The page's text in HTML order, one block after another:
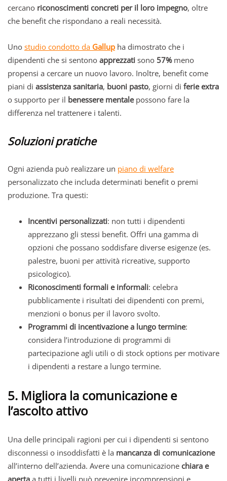
cercano riconoscimenti concreti per il loro impegno, oltre
che benefit che rispondano a reali necessità.
Uno studio condotto da Gallup ha dimostrato che i
dipendenti che si sentono apprezzati sono 57%meno
propensi a cercare un nuovo lavoro. Inoltre, benefit come
piani di assistenza sanitaria, buoni pasto, giorni di ferie extra
o supporto per il benessere mentalepossono fare la
differenza nel trattenere i talenti.
Soluzioni pratiche
Ogni azienda può realizzare un piano di welfare
personalizzato che includa determinati benefit o premi
produzione. Tra questi:
Incentivi personalizzati: non tutti i dipendenti
apprezzano gli stessi benefit. Offri una gamma di
opzioni che possano soddisfare diverse esigenze (es.
palestre, buoni per attività ricreative, supporto
psicologico).
Riconoscimenti formali e informali: celebra
pubblicamente i risultati dei dipendenti con premi,
menzioni o bonus per il lavoro svolto.
Programmi di incentivazione a lungo termine:
considera l’introduzione di programmi di
partecipazione agli utili o di stock options per motivare
i dipendenti a restare a lungo termine.
5. Migliora la comunicazione e
l’ascolto attivo
Una delle principali ragioni per cui i dipendenti si sentono
disconnessi o insoddisfatti è la mancanza di comunicazione
all’interno dell’azienda. Avere una comunicazione chiara e
aperta a tutti i livelli può prevenire incomprensioni e